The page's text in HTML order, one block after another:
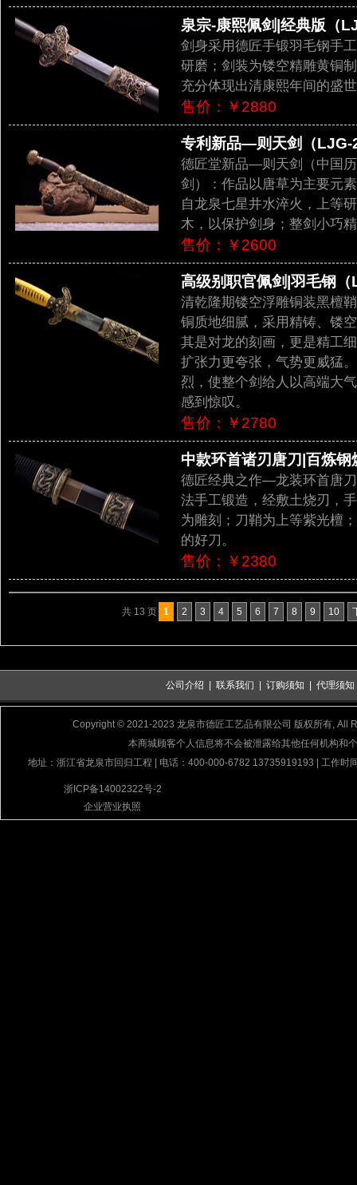
泉宗-康熙佩剑|经典版（
剑身采用德匠手锻羽毛钢手
研磨；剑装为镂空精雕黄铜
充分体现出清康熙年间的盛
售价：￥2880
专利新品—则天剑（LJG-
德匠堂新品—则天剑（中国
剑）：作品以唐草为主要元
自龙泉七星井水淬火，上等
木，以保护剑身；整剑小巧
售价：￥2600
高级别职官佩剑|羽毛钢
清乾隆期镂空浮雕铜装黑檀
铜质地细腻，采用精铸、镂
其是对龙的刻画，更是精工
扩张力更夸张，气势更威猛
烈，使整个剑给人以高端大
感到惊叹。
售价：￥2780
中款环首诸刃唐刀|百炼
德匠经典之作—龙装环首唐
法手工锻造，经敷土烧刃，
为雕刻；刀鞘为上等紫光檀
的好刀。
售价：￥2380
共 13 页 1 2 3 4 5 6 7 8 9 10
公司介绍 联系我们 订购须知 代理须知
Copyright © 2021-2023 龙泉市德匠工艺品有限公司 版权所有, All
本商城顾客个人信息将不会被泄露给其他任何机构和
地址：浙江省龙泉市回归工程 | 电话：400-000-6782 13735919193 | 工作时
浙ICP备14002322号-2
企业营业执照